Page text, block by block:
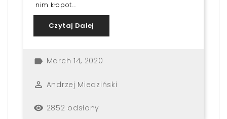
nim kłopot...
Czytaj Dalej
label March 14, 2020
perm_identity Andrzej Miedziński
remove_red_eye 2852 odsłony